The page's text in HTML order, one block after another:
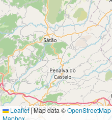
Leaflet |Map data ©OpenStreetMap
Mapbox